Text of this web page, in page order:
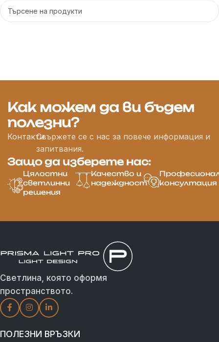
Как можем да ви бъдем
полезни?
КонтактиСвържете се с нас за повече информация и
запитвания.
Защо да изберете нас:
Цялостни
светлинни
решения
Качество и
надеждност
консултация
Светлина, която оформя
пространството.
ПОЛЕЗНИ ВРЪЗКИ